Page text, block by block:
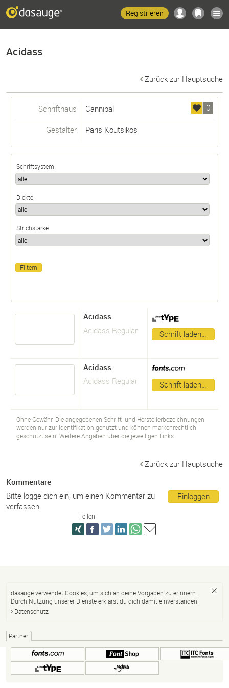
Registrieren
Acidass
Zurück zur Hauptsuche
0
Schrifthaus Cannibal
Gestalter Paris Koutsikos
Schriftsystem
Dickte
Strichstärke
Acidass
Acidass Regular
Schrift laden…
Acidass
Acidass Regular
Schrift laden…
Ohne Gewähr. Die angegebenen Schrift- und Herstellerbezeichnungen
werden nur zur Identifikation genutzt und können markenrechtlich
geschützt sein. Weitere Angaben über die jeweiligen Links.
Zurück zur Hauptsuche
Kommentare
Einloggen
Bitte logge dich ein, um einen Kommentar zu
verfassen.
Teilen
dasauge verwendet Cookies, um sich an deine Vorgaben zu erinnern.
Durch Nutzung unserer Dienste erklärst du dich damit einverstanden.
Datenschutz
Partner